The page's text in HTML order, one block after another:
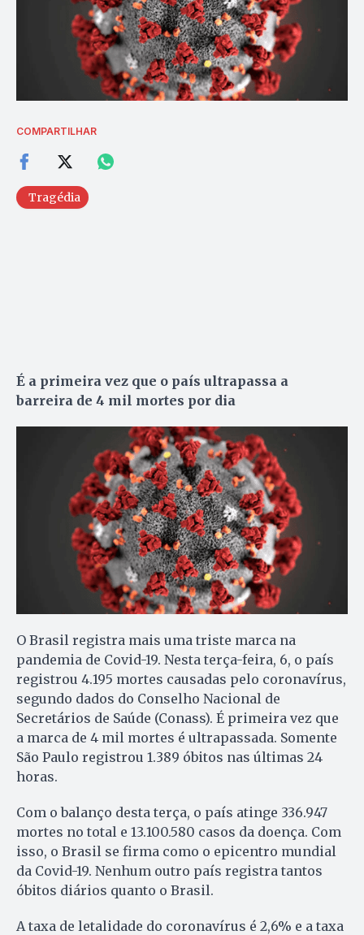
COMPARTILHAR
Tragédia
É a primeira vez que o país ultrapassa a
barreira de 4 mil mortes por dia
O Brasil registra mais uma triste marca na
pandemia de Covid-19. Nesta terça-feira, 6, o país
registrou 4.195 mortes causadas pelo coronavírus,
segundo dados do Conselho Nacional de
Secretários de Saúde (Conass). É primeira vez que
a marca de 4 mil mortes é ultrapassada. Somente
São Paulo registrou 1.389 óbitos nas últimas 24
horas.
Com o balanço desta terça, o país atinge 336.947
mortes no total e 13.100.580 casos da doença. Com
isso, o Brasil se firma como o epicentro mundial
da Covid-19. Nenhum outro país registra tantos
óbitos diários quanto o Brasil.
A taxa de letalidade do coronavírus é 2,6% e a taxa